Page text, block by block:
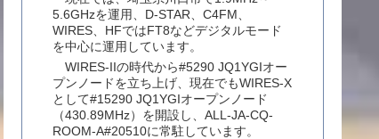
5.6GHzを運用、D-STAR、C4FM、
WIRES、HFではFT8などデジタルモード
を中心に運用しています。
WIRES-IIの時代から#5290 JQ1YGIオー
プンノードを立ち上げ、現在でもWIRES-X
として#15290 JQ1YGIオープンノード
（430.89MHz）を開設し、ALL-JA-CQ-
ROOM-A#20510に常駐しています。